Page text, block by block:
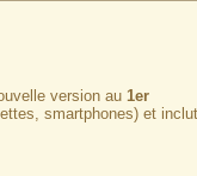
version au 1er
smartphones) et inclut